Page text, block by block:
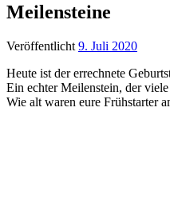
Meilensteine
Veröffentlicht 9. Juli 2020
Heute ist der errechnete
Ein echter Meilenstein, der
Wie alt waren eure Frühstarter